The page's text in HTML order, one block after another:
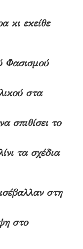
κι εκείθε
Φασισμού
στα
σπιθίσει το
τα σχέδια
στη
στο